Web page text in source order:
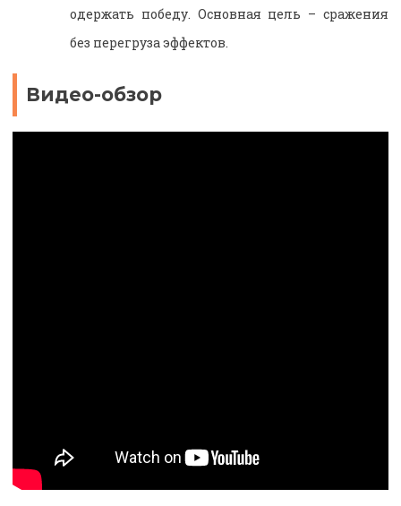
одержать победу. Основная цель – сражения
без перегруза эффектов.
Видео-обзор